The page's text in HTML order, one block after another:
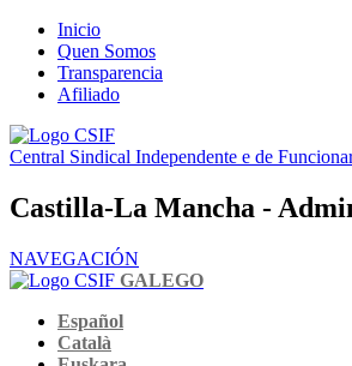
Inicio
Quen Somos
Transparencia
Afiliado
Central Sindical Independente e de
Castilla-La Mancha -
NAVEGACIÓN
GALEGO
Español
Català